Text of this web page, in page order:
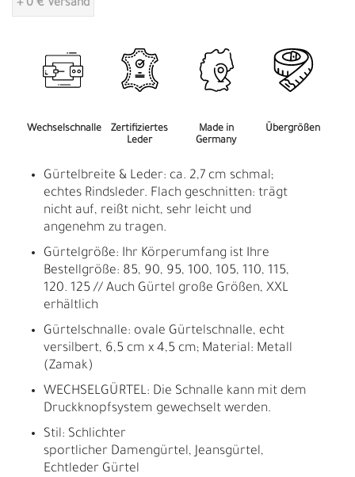
+ 0 € Versand
Wechselschnalle
Zertifiziertes
Leder
Made in
Germany
Übergrößen
Gürtelbreite & Leder: ca. 2,7 cm schmal;
echtes Rindsleder. Flach geschnitten: trägt
nicht auf, reißt nicht, sehr leicht und
angenehm zu tragen.
Gürtelgröße: Ihr Körperumfang ist Ihre
Bestellgröße: 85, 90, 95, 100, 105, 110, 115,
120. 125 // Auch Gürtel große Größen, XXL
erhältlich
Gürtelschnalle: ovale Gürtelschnalle, echt
versilbert, 6,5 cm x 4,5 cm; Material: Metall
(Zamak)
WECHSELGÜRTEL: Die Schnalle kann mit dem
Druckknopfsystem gewechselt werden.
Stil: Schlichter
sportlicher Damengürtel, Jeansgürtel,
Echtleder Gürtel